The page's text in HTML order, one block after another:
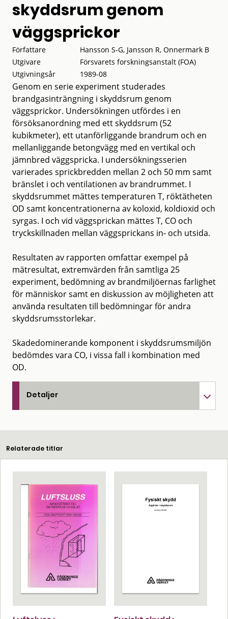
skyddsrum genom
väggsprickor
Författare
Hansson S-G, Jansson R, Onnermark B
Utgivare
Försvarets forskningsanstalt (FOA)
Utgivningsår
1989-08
Genom en serie experiment studerades
brandgasinträngning i skyddsrum genom
väggsprickor. Undersökningen utfördes i en
försöksanordning med ett skyddsrum (52
kubikmeter), ett utanförliggande brandrum och en
mellanliggande betongvägg med en vertikal och
jämnbred väggspricka. I undersökningsserien
varierades sprickbredden mellan 2 och 50 mm samt
bränslet i och ventilationen av brandrummet. I
skyddsrummet mättes temperaturen T, röktätheten
OD samt koncentrationerna av koloxid, koldioxid och
syrgas. I och vid väggsprickan mättes T, CO och
tryckskillnaden mellan väggsprickans in- och utsida.
Resultaten av rapporten omfattar exempel på
mätresultat, extremvärden från samtliga 25
experiment, bedömning av brandmiljöernas farlighet
för människor samt en diskussion av möjligheten att
använda resultaten till bedömningar för andra
skyddsrumsstorlekar.
Skadedominerande komponent i skyddsrumsmiljön
bedömdes vara CO, i vissa fall i kombination med
OD.
Detaljer
Relaterade titlar